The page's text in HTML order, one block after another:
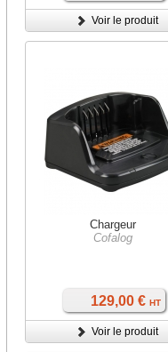
Voir le produit
Chargeur
Cofalog
129,00 € HT
Voir le produit